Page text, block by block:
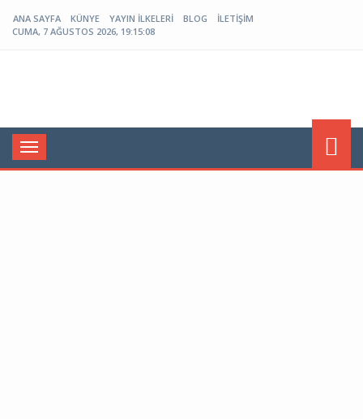
ANA SAYFA KÜNYE YAYIN İLKELERI BLOG
İLETIŞIM
CUMA, 7 AĞUSTOS 2026, 19:15:08
Menü